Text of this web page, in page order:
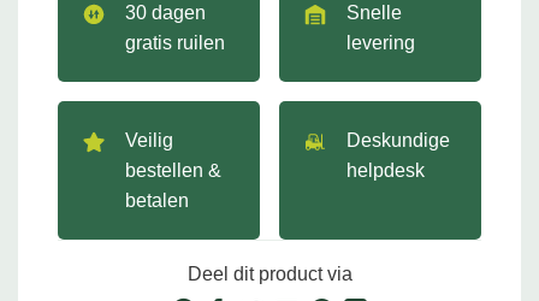
30 dagen
gratis ruilen
Snelle
levering
Veilig
bestellen &
betalen
Deskundige
helpdesk
Deel dit product via